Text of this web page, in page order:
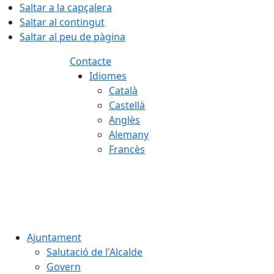
Saltar a la capçalera
Saltar al contingut
Saltar al peu de pàgina
Contacte
Idiomes
Català
Castellà
Anglès
Alemany
Francès
Ajuntament
Salutació de l'Alcalde
Govern